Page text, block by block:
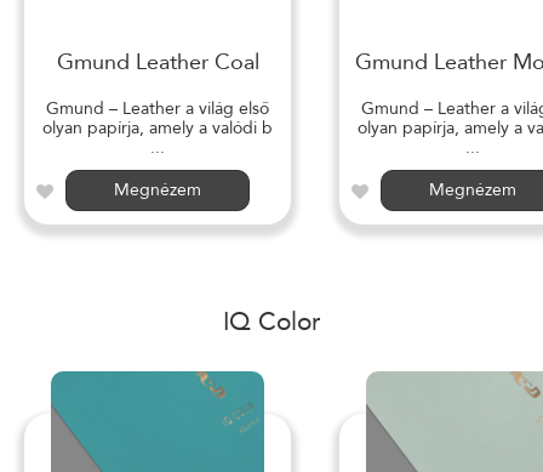
Gmund Leather Coal
Gmund – Leather a világ első
olyan papírja, amely a valódi b
...
Megnézem
Gmund Leather
Gmund – Leather a
olyan papírja, amely a
...
Megnézem
IQ Color